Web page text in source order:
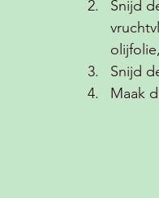
Snijd
Snijd
Maak